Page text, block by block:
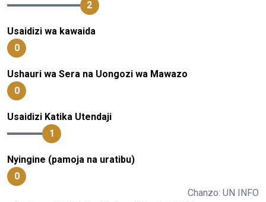
2
Usaidizi wa kawaida
0
Ushauri wa Sera na Uongozi wa Mawazo
0
Usaidizi Katika Utendaji
1
Nyingine (pamoja na uratibu)
0
Chanzo: UN INFO